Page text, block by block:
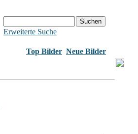
Erweiterte Suche
Top Bilder Neue Bilder